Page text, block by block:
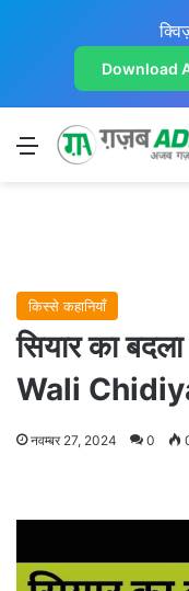
Download
Menu
किस्से कहानियाँ
सियार का
Wali
नवम्बर 27, 2024 0